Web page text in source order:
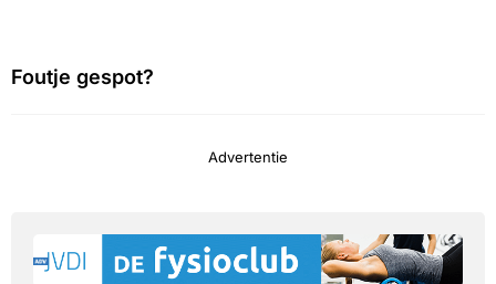
Foutje gespot?
Advertentie